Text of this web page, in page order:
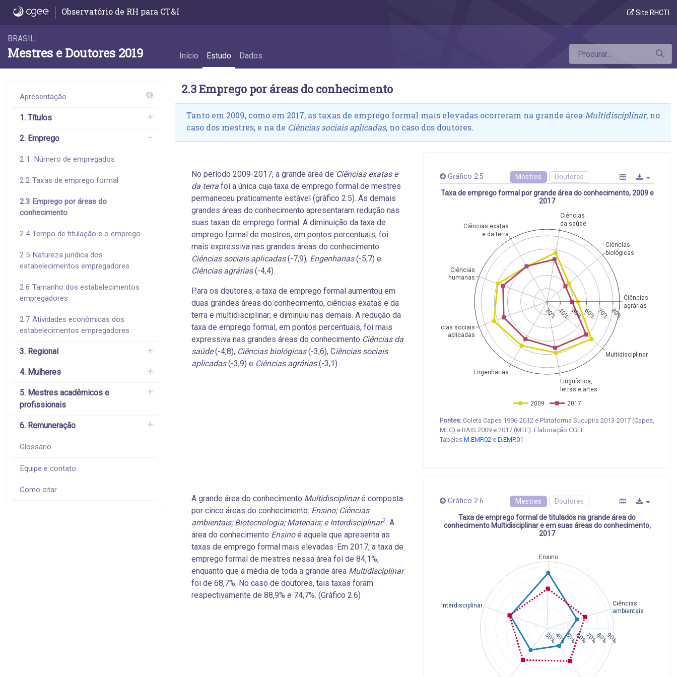
2.3 Emprego por áreas do conhecimento - 2.3 Emprego por áreas do conhecimento
Observatório de RH para CT&I Site RHCTI
BRASIL:
Mestres e Doutores 2019 Início Estudo Dados
Apresentação
1. Títulos
2. Emprego
2.1. Número de empregados
2.2 Taxas de emprego formal
2.3 Emprego por áreas do
conhecimento
2.4 Tempo de titulação e o emprego
2.5 Natureza jurídica dos
estabelecimentos empregadores
2.6 Tamanho dos estabelecimentos
empregadores
2.7 Atividades econômicas dos
estabelecimentos empregadores
3. Regional
4. Mulheres
5. Mestres acadêmicos e
profissionais
6. Remuneração
Glossário
Equipe e contato
Como citar
2.3 Emprego por áreas do conhecimento
Tanto em 2009, como em 2017, as taxas de emprego formal mais elevadas ocorreram na grande área Multidisciplinar, no
caso dos mestres, e na de Ciências sociais aplicadas, no caso dos doutores.
No período 2009-2017, a grande área de Ciências exatas e
da terra foi a única cuja taxa de emprego formal de mestres
permaneceu praticamente estável (gráfico 2.5). As demais
grandes áreas do conhecimento apresentaram redução nas
suas taxas de emprego formal. A diminuição da taxa de
emprego formal de mestres, em pontos percentuais, foi
mais expressiva nas grandes áreas do conhecimento
Ciências sociais aplicadas(-7,9), Engenharias(-5,7) e
Ciências agrárias(-4,4).
Para os doutores, a taxa de emprego formal aumentou em
duas grandes áreas do conhecimento, ciências exatas e da
terra e multidisciplinar; e diminuiu nas demais. A redução da
taxa de emprego formal, em pontos percentuais, foi mais
expressiva nas grandes áreas do conhecimento Ciências da
saúde(-4,8), Ciências biológicas(-3,6), Ciências sociais
aplicadas(-3,9) e Ciências agrárias(-3,1).
Gráfico 2.5 Mestres Doutores
Taxa de emprego formal por grande área do conhecimento, 2009 e
2017
Ciências
agrárias
Ciências
biológicas
Ciências
da saúde
Ciências exatas
e da terra
Ciências
humanas
Ciências sociais
aplicadas
Engenharias
Linguística,
letras e artes
Multidisciplinar
30%40%50%60% 70% 80%
2009 2017
Fontes: Coleta Capes 1996-2012 e Plataforma Sucupira 2013-2017 (Capes,
MEC) e RAIS 2009 e 2017 (MTE). Elaboração CGEE.
Tabelas M.EMP.02 e D.EMP.01
A grande área do conhecimento Multidisciplinaré composta
por cinco áreas do conhecimento: Ensino; Ciências
ambientais; Biotecnologia; Materiais; e Interdisciplinar2. A
área do conhecimento Ensinoé aquela que apresenta as
taxas de emprego formal mais elevadas. Em 2017, a taxa de
emprego formal de mestres nessa área foi de 84,1%,
enquanto que a média de toda a grande área Multidisciplinar
foi de 68,7%. No caso de doutores, tais taxas foram
respectivamente de 88,9% e 74,7%. (Gráfico 2.6)
Gráfico 2.6 Mestres Doutores
Taxa de emprego formal de titulados na grande área do
conhecimento Multidisciplinar e em suas áreas do conhecimento,
2017
Ciências
ambientais
Ensino
Interdisciplinar
30%40%50%60%70%80%90%